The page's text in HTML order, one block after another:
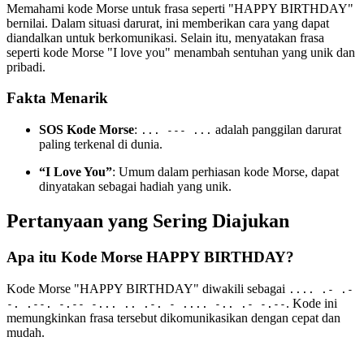
Memahami kode Morse untuk frasa seperti "HAPPY BIRTHDAY"
bernilai. Dalam situasi darurat, ini memberikan cara yang dapat
diandalkan untuk berkomunikasi. Selain itu, menyatakan frasa
seperti kode Morse "I love you" menambah sentuhan yang unik dan
pribadi.
Fakta Menarik
SOS Kode Morse: ... --- ... adalah panggilan darurat
paling terkenal di dunia.
“I Love You”: Umum dalam perhiasan kode Morse, dapat
dinyatakan sebagai hadiah yang unik.
Pertanyaan yang Sering Diajukan
Apa itu Kode Morse HAPPY BIRTHDAY?
Kode Morse "HAPPY BIRTHDAY" diwakili sebagai .... .- .-
-. .--. -.-- -... .. .-. - .... -.. .- -.-- . Kode ini
memungkinkan frasa tersebut dikomunikasikan dengan cepat dan
mudah.